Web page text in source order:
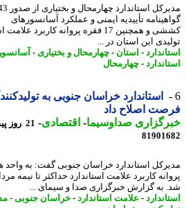
مدیرکل استاندارد چهارمحال و بختیاری از صدور 143
تأییدیه ایمنی و عملکرد آسانسورهای
کششی و همچنین 17 فقره پروانه کاربرد
این استان در ...
- استان-چهارمحال و بختیاری- آسانسور-
- چهارمحال
استاندارد خراسان جنوبی به
اصلاح داد
صداوسیما-اقتصادی-21 روز پیش - یکشنبه 28 تیر 1405، 09:00
استاندارد خراسان جنوبی گفت: به واحد های
به گزارش خبرگزاری صدا و سیمای ...
- علامت استاندارد- خراسان جنوبی-